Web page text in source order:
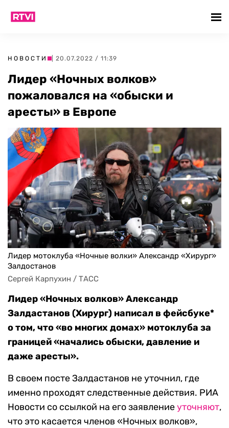
НОВОСТИ | 20.07.2022 / 11:39
Лидер «Ночных волков»
пожаловался на «обыски и
аресты» в Европе
Лидер мотоклуба «Ночные волки» Александр «Хирург»
Залдостанов
Сергей Карпухин / ТАСС
Лидер «Ночных волков» Александр
Залдастанов (Хирург) написал в фейсбуке*
о том, что «во многих домах» мотоклуба за
границей «начались обыски, давление и
даже аресты».
В своем посте Залдастанов не уточнил, где
именно проходят следственные действия. РИА
Новости со ссылкой на его заявлениеуточняют,
что это касается членов «Ночных волков»,